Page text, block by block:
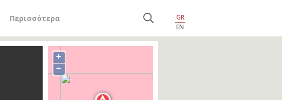
Περισσότερα
GR
EN
+
−